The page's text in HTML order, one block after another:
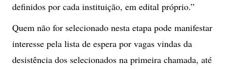
definidos por cada instituição, em edital próprio.”
Quem não for selecionado nesta etapa pode manifestar
interesse pela lista de espera por vagas vindas da
desistência dos selecionados na primeira chamada, até